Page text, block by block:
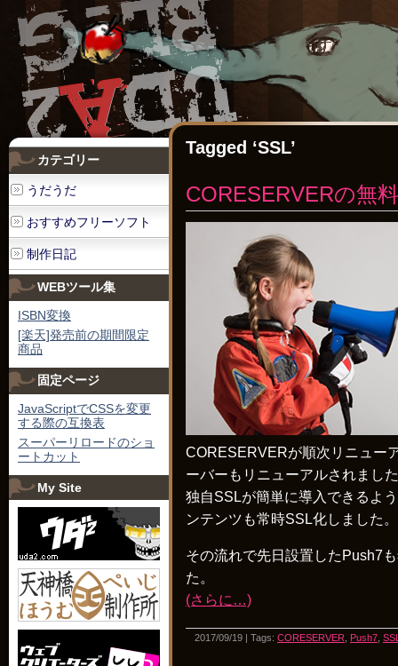
Tagged ‘SSL’
CORESERVERの無
CORESERVERが順次リニュー
ーバーもリニューアルされまし
独自SSLが簡単に導入できるよ
ンテンツも常時SSL化しました。
その流れで先日設置したPush7
た。
(さらに…)
2017/09/19 | Tags: CORESERVER Push7
カテゴリー
うだうだ
おすすめフリーソフト
制作日記
WEBツール集
ISBN変換
[楽天]発売前の期間限定
商品
固定ページ
JavaScriptでCSSを変更
する際の互換表
スーパーリロードのショ
ートカット
My Site